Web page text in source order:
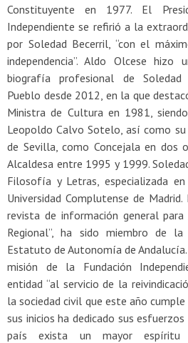
Constituyente en 1977. El
Independiente se refirió a la
por Soledad Becerril, “con el
independencia”. Aldo Olcese
biografía profesional de
Pueblo desde 2012, en la que
Ministra de Cultura en 1981,
Leopoldo Calvo Sotelo, así como
de Sevilla, como Concejala en dos
Alcaldesa entre 1995 y 1999.
Filosofía y Letras, especializada
Universidad Complutense de
revista de información general
Regional”, ha sido miembro de
Estatuto de Autonomía de
misión de la Fundación
entidad “al servicio de la
la sociedad civil que este año cumple
sus inicios ha dedicado sus
país exista un mayor espíritu